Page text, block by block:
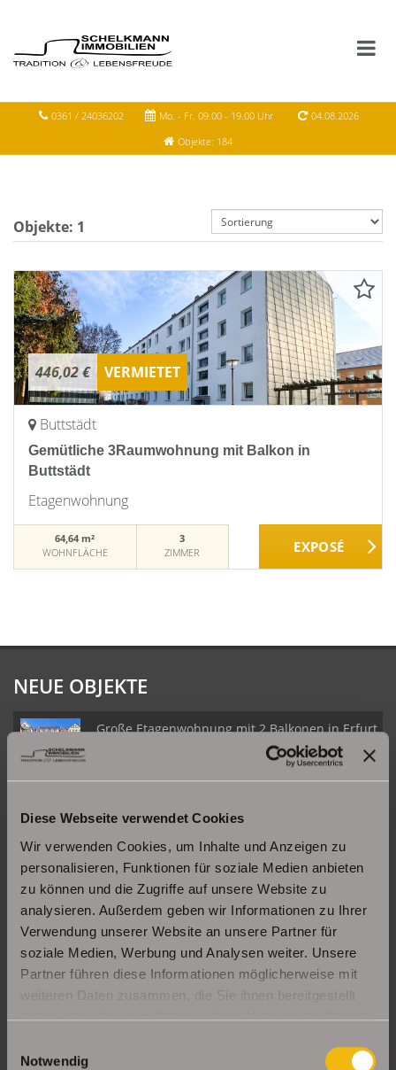
Diese Webseite verwendet Cookies
Wir verwenden Cookies, um Inhalte und Anzeigen zu
personalisieren, Funktionen für soziale Medien anbieten
zu können und die Zugriffe auf unsere Website zu
analysieren. Außerdem geben wir Informationen zu Ihrer
Verwendung unserer Website an unsere Partner für
soziale Medien, Werbung und Analysen weiter. Unsere
Partner führen diese Informationen möglicherweise mit
weiteren Daten zusammen, die Sie ihnen bereitgestellt
haben oder die sie im Rahmen Ihrer Nutzung der Dienste
Notwendig
0361 / 24036202 Mo. - Fr. 09.00 - 19.00 Uhr
04.08.2026
Objekte: 184
Objekte: 1
446,02 € VERMIETET
Buttstädt
Gemütliche 3Raumwohnung mit Balkon in
Buttstädt
Etagenwohnung
64,64 m²
WOHNFLÄCHE
3
ZIMMER
NEUE OBJEKTE
Große Etagenwohnung mit 2 Balkonen in Erfurt
Schöne Erdgeschosswohnung mit Balkon in
Moderne, bezugsbereite 1Raumwohnung mit
Einbauküche & Stellplatz
UNSERE PARTNER & AUSZEICHNUNGEN